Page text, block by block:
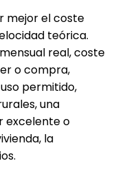
mejor el coste
teórica.
real, coste
o compra,
permitido,
una
excelente o
la